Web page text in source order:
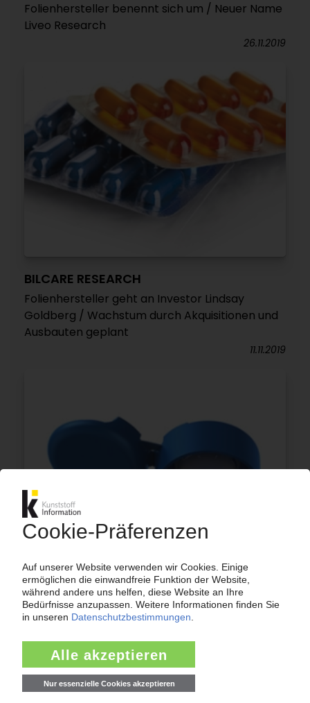
Folienhersteller benennt sich um / Neuer Name
Liveo Research
26.11.2019
BILCARE RESEARCH
Folienhersteller geht an Investor Lindsay
Goldberg / Wachstum durch Akquisitionen und
Ausbauten geplant
11.11.2019
WEENER PLASTICS
CEO Roel Zeevat verlässt den
Verpackungshersteller